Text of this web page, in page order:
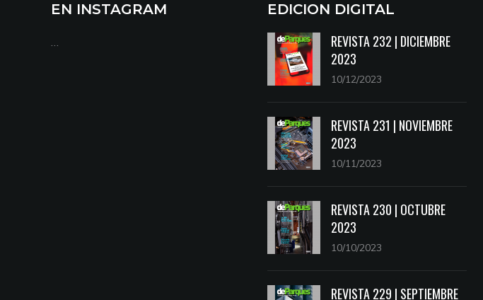
EN INSTAGRAM
…
EDICION DIGITAL
REVISTA 232 | DICIEMBRE
2023
10/12/2023
REVISTA 231 | NOVIEMBRE
2023
10/11/2023
REVISTA 230 | OCTUBRE
2023
10/10/2023
REVISTA 229 | SEPTIEMBRE